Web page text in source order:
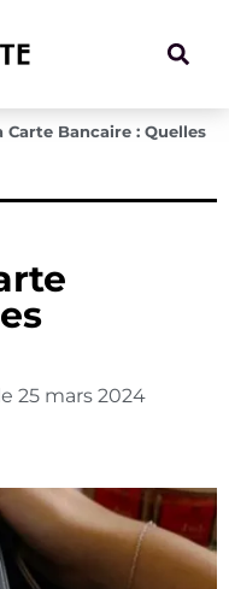
Carte Bancaire : Quelles
25 mars 2024